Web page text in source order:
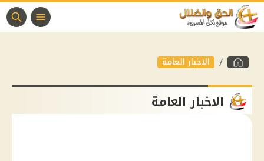
الاخبار العامة
الاخبار العامة